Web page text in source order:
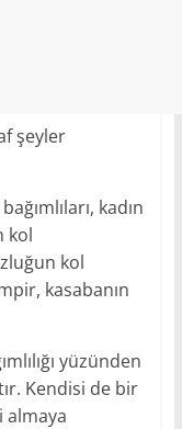
şeyler
kadın
kol
kol
kasabanın
yüzünden
Kendisi de bir
almaya